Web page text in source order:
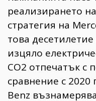
реализирането
стратегия на
това
изцяло
СO2 отпечатък с
сравнение с 2020
Benz